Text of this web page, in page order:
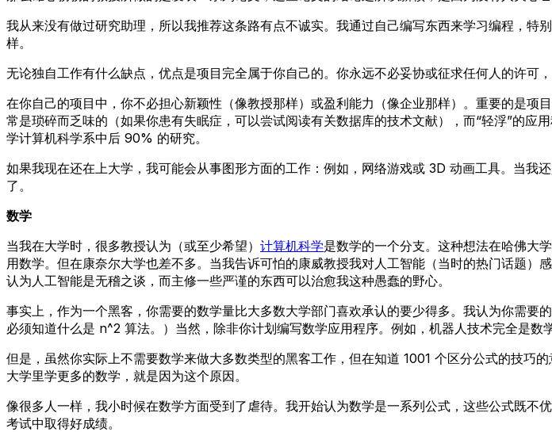
我从来没有做过研究助理，所以我推荐这条路有点不诚实。我通过自己编写东西来学习编程，
样。
无论独自工作有什么缺点，优点是项目完全属于你自己的。你永远不必妥协或征求任何人的许可
在你自己的项目中，你不必担心新颖性（像教授那样）或盈利能力（像企业那样）。重要的是
常是琐碎而乏味的（如果你患有失眠症，可以尝试阅读有关数据库的技术文献），而“轻浮”的
学计算机科学系中后 90% 的研究。
如果我现在还在上大学，我可能会从事图形方面的工作：例如，网络游戏或 3D 动画工具。当
了。
数学
当我在大学时，很多教授认为（或至少希望） 计算机科学是数学的一个分支。这种想法在哈佛大
用数学。但在康奈尔大学也差不多。当我告诉可怕的康威教授我对人工智能（当时的热门话题
认为人工智能是无稽之谈，而主修一些严谨的东西可以治愈我这种愚蠢的野心。
事实上，作为一个黑客，你需要的数学量比大多数大学部门喜欢承认的要少得多。我认为你需
必须知道什么是 n^2 算法。）当然，除非你计划编写数学应用程序。例如，机器人技术完全是数学
但是，虽然你实际上不需要数学来做大多数类型的黑客工作，但在知道 1001 个区分公式的技
大学里学更多的数学，就是因为这个原因。
像很多人一样，我小时候在数学方面受到了虐待。我开始认为数学是一系列公式，这些公式既
考试中取得好成绩。